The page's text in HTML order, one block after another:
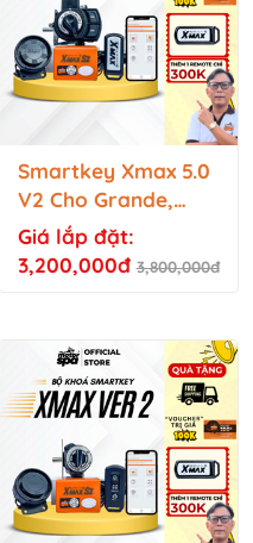
Smartkey Xmax 5.0
V2 Cho Grande,
Janus, NVX (Khóa
chìa)
Giá lắp đặt:
3,200,000đ3,800,000đ